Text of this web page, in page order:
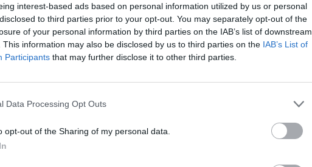
interest-based ads based on personal information utilized by us or personal
to third parties prior to your opt-out. You may separately opt-out of the
of your personal information by third parties on the IAB’s list of downstream
This information may also be disclosed by us to third parties on the IAB’s List of
Participants that may further disclose it to other third parties.
Data Processing Opt Outs
opt-out of the Sharing of my personal data.
destaca que "o crescimento da conectividade transatlântica foi um dos
2025" no aeroporto do Porto, "através das ligações aos Estados Unidos
'hub' de Addis Abeba, cujas operações têm continuidade e algumas serão
(JFK) – Porto já em maio), as ligações a Cabo Verde com a easyJet
Vista e Praia, o início da operação regular da TAP para Praia, em junho, e o